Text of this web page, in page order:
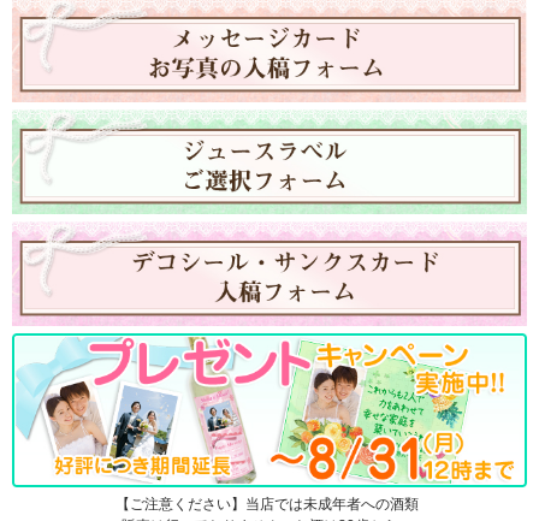
【ご注意ください】当店では未成年者への酒類